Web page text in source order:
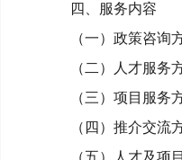
四、服务内容
（一）政策咨询
（二）人才服
（三）项目服
（四）推介交
（五）人才及项